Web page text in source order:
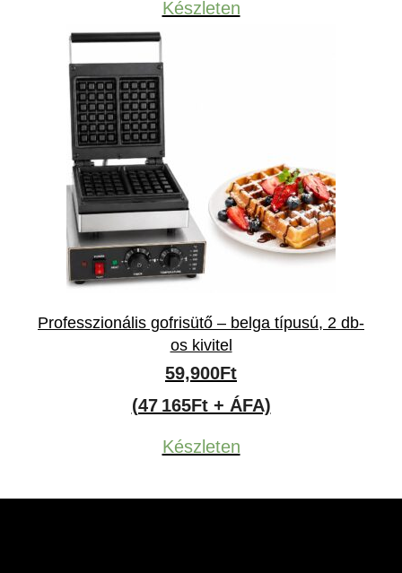
Készleten
Professzionális gofrisütő – belga típusú, 2 db-
os kivitel
59,900Ft
(47 165Ft + ÁFA)
Készleten